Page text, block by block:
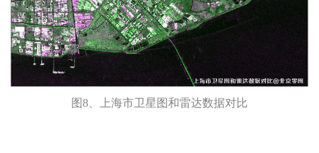
图8、上海市卫星图和雷达数据对比